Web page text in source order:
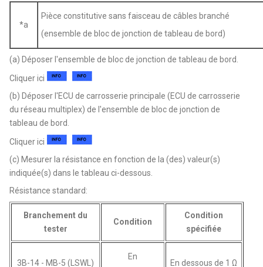
*a
Pièce constitutive sans faisceau de câbles branché
(ensemble de bloc de jonction de tableau de bord)
(a) Déposer l'ensemble de bloc de jonction de tableau de bord.
Cliquer ici
(b) Déposer l'ECU de carrosserie principale (ECU de carrosserie
du réseau multiplex) de l'ensemble de bloc de jonction de
tableau de bord.
Cliquer ici
(c) Mesurer la résistance en fonction de la (des) valeur(s)
indiquée(s) dans le tableau ci-dessous.
Résistance standard:
Branchement du
tester
Condition
Condition
spécifiée
3B-14 - MB-5 (LSWL)
En
En dessous de 1 Ω